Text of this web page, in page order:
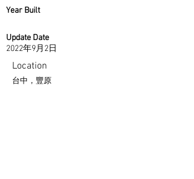
Year Built
Update Date
2022年9月2日
Location
台中，豐原